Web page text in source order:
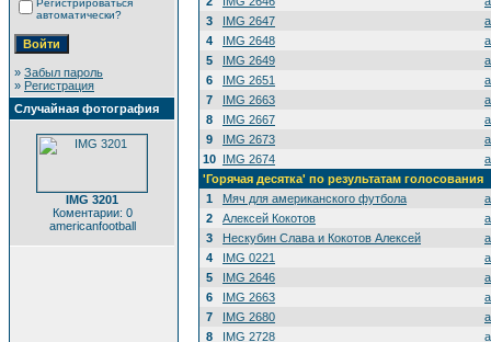
Регистрироваться
автоматически?
» Забыл пароль
» Регистрация
Случайная фотография
IMG 3201
Коментарии: 0
americanfootball
3
IMG 2647
4
IMG 2648
5
IMG 2649
6
IMG 2651
7
IMG 2663
8
IMG 2667
9
IMG 2673
10 IMG 2674
'Горячая десятка' по результатам голосования
1
Мяч для американского футбола
2
Алексей Кокотов
3
Нескубин Слава и Кокотов Алексей
4
IMG 0221
5
IMG 2646
6
IMG 2663
7
IMG 2680
8
IMG 2728